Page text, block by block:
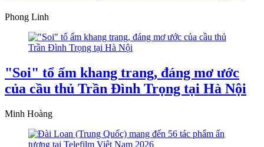
Phong Linh
"Soi" tổ ấm khang trang, đáng mơ ước
của cầu thủ Trần Đình Trọng tại Hà Nội
Minh Hoàng